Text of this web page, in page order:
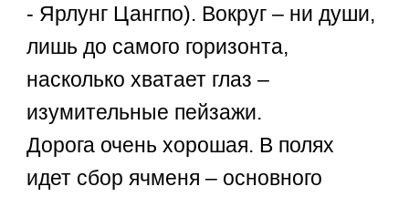
- Ярлунг Цангпо). Вокруг – ни души,
лишь до самого горизонта,
насколько хватает глаз –
изумительные пейзажи.
Дорога очень хорошая. В полях
идет сбор ячменя – основного